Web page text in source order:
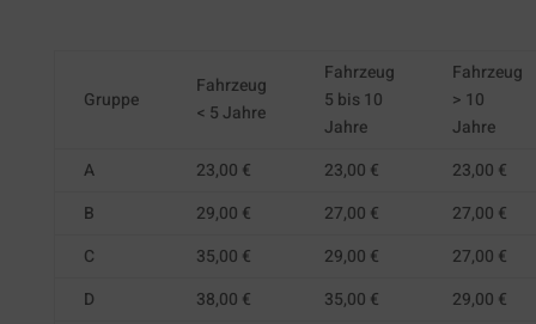
Gruppe
Fahrzeug
< 5 Jahre
Fahrzeug
5 bis 10
Jahre
Fahrzeug
> 10
Jahre
A
23,00 € 23,00 €
23,00 €
B
29,00 € 27,00 €
27,00 €
C
35,00 € 29,00 €
27,00 €
D
38,00 € 35,00 €
29,00 €